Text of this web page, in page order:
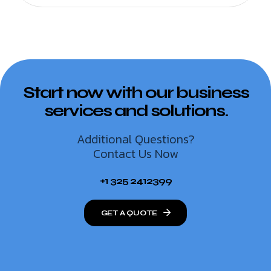
Start now with our business
services and solutions.
Additional Questions?
Contact Us Now
+1 325 2412399
GET A QUOTE